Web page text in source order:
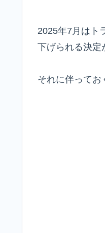
2025年7月はト
下げられる決定
それに伴ってお